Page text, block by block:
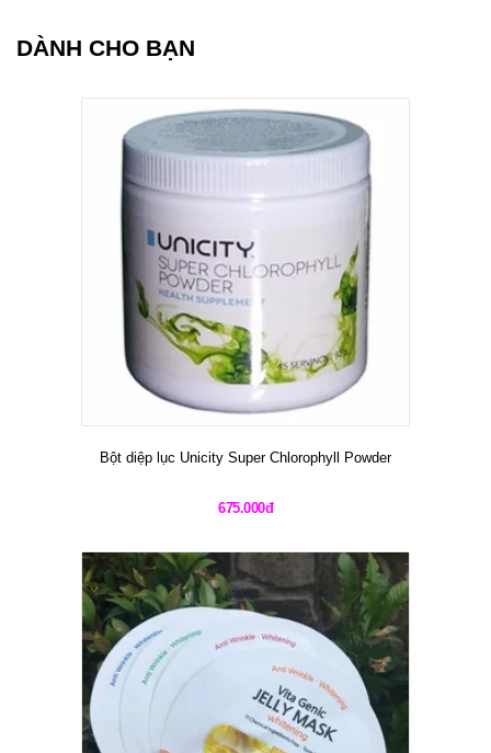
DÀNH CHO BẠN
Bột diệp lục Unicity Super Chlorophyll Powder
675.000đ